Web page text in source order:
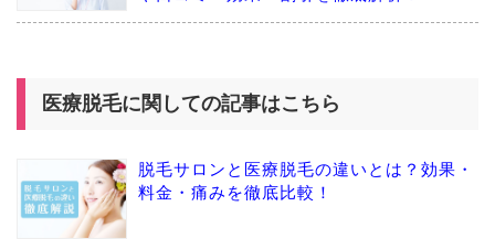
医療脱毛に関しての記事はこちら
脱毛サロンと医療脱毛の違いとは？効果・
料金・痛みを徹底比較！